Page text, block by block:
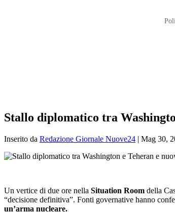
Stallo diplomatico tra
Inserito da Redazione Giornale Nuove24 | Mag 30,
Un vertice di due ore nella Situation Room della
“decisione definitiva”. Fonti governative hanno
un’arma nucleare.